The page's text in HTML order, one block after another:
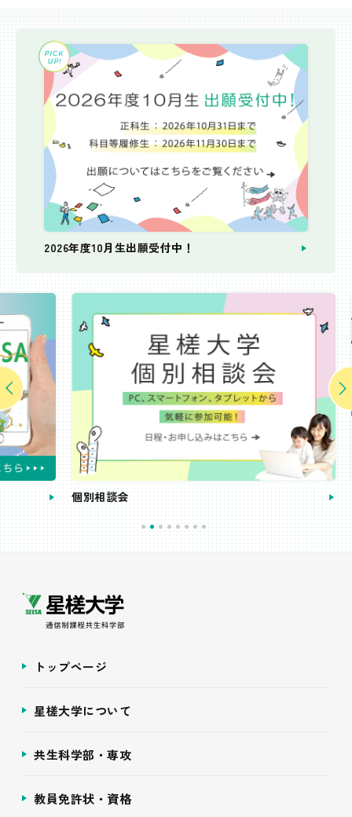
2026年度10月生出願受付中！
個別相談会 受講
トップページ
星槎大学について
共生科学部・専攻
教員免許状・資格